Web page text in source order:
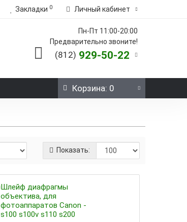
Закладки 0 Личный кабинет
Пн-Пт 11:00-20:00
Предварительно звоните!
(812) 929-50-22
Корзина: 0
Показать:
Шлейф диафрагмы
объектива, для
фотоаппаратов Canon -
s100 s100v s110 s200